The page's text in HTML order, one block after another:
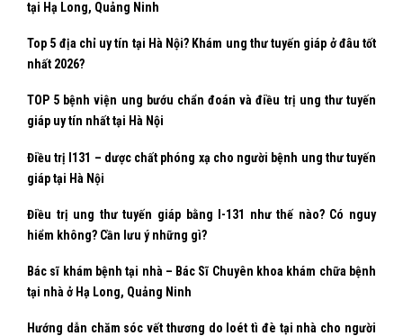
tại Hạ Long, Quảng Ninh
Top 5 địa chỉ uy tín tại Hà Nội? Khám ung thư tuyến giáp ở đâu tốt
nhất 2026?
TOP 5 bệnh viện ung bướu chẩn đoán và điều trị ung thư tuyến
giáp uy tín nhất tại Hà Nội
Điều trị I131 – dược chất phóng xạ cho người bệnh ung thư tuyến
giáp tại Hà Nội
Điều trị ung thư tuyến giáp bằng I-131 như thế nào? Có nguy
hiểm không? Cần lưu ý những gì?
Bác sĩ khám bệnh tại nhà – Bác Sĩ Chuyên khoa khám chữa bệnh
tại nhà ở Hạ Long, Quảng Ninh
Hướng dẫn chăm sóc vết thương do loét tì đè tại nhà cho người